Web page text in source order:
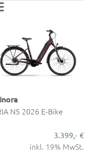
N5 2026 E-Bike
3.399,- €
inkl. 19% MwSt.